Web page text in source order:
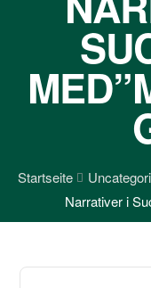
Startseite
Narrativer i